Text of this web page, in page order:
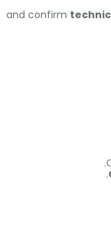
and confirm
.